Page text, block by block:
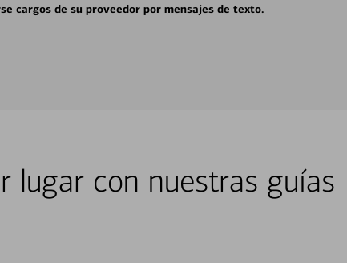
cargos de su proveedor por mensajes de texto.
lugar con nuestras guías